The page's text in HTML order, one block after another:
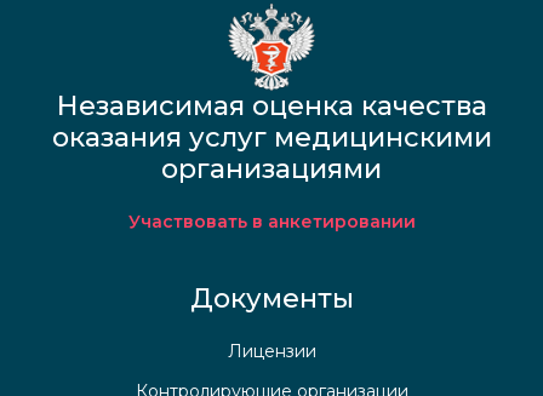
Независимая оценка качества
оказания услуг медицинскими
организациями
Участвовать в анкетировании
Документы
Лицензии
Контролирующие организации